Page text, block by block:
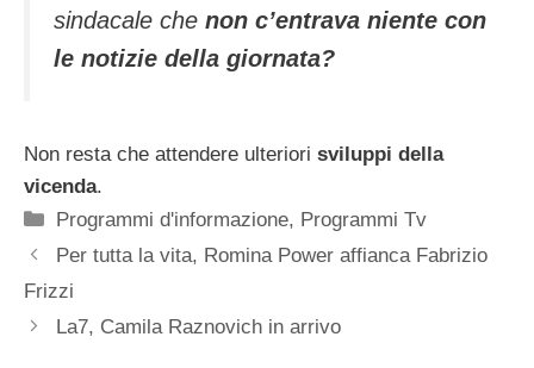
sindacale che non c’entrava niente con
le notizie della giornata?
Non resta che attendere ulteriori sviluppi della
vicenda.
Categorie
Programmi d'informazione, Programmi Tv
Per tutta la vita, Romina Power affianca Fabrizio
Frizzi
La7, Camila Raznovich in arrivo